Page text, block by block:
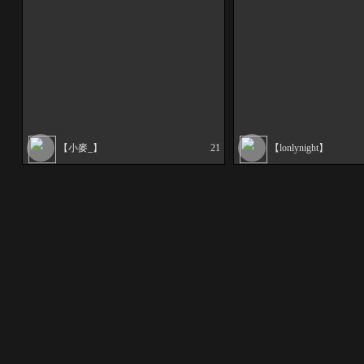
【小麥_】 21 【lonlynight】